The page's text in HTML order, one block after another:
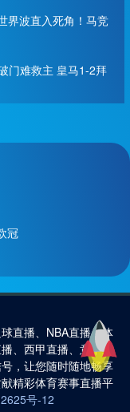
界波直入死角！马竞
门难救主 皇马1-2拜
冠
直播、NBA直播、体
、西甲直播、意甲直
，让您随时随地畅享
精彩体育赛事直播平
号-12